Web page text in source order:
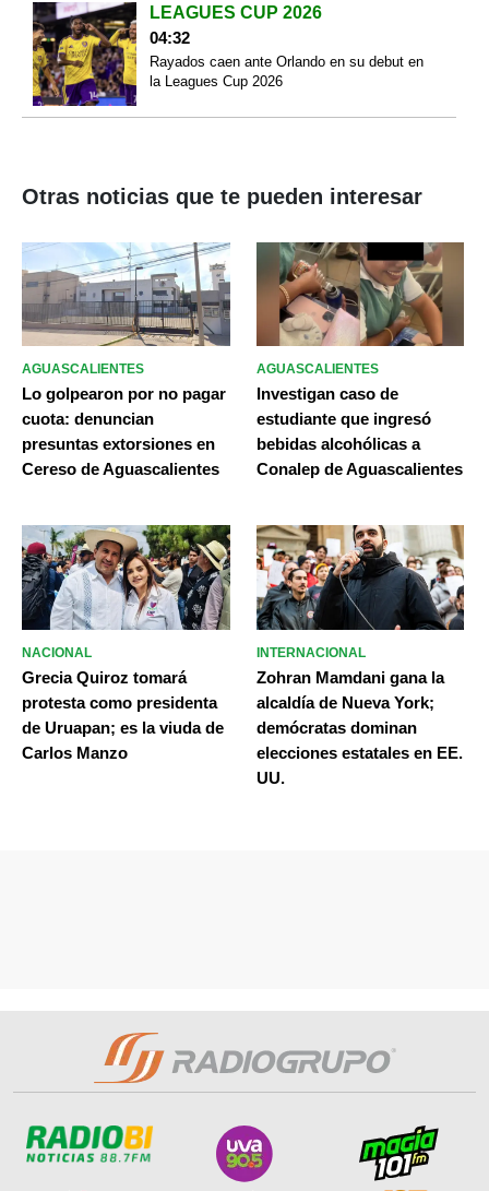
LEAGUES CUP 2026
04:32
Rayados caen ante Orlando en su debut en
la Leagues Cup 2026
Otras noticias que te pueden interesar
AGUASCALIENTES
Lo golpearon por no pagar
cuota: denuncian
presuntas extorsiones en
Cereso de Aguascalientes
AGUASCALIENTES
Investigan caso de
estudiante que ingresó
bebidas alcohólicas a
Conalep de Aguascalientes
NACIONAL
Grecia Quiroz tomará
protesta como presidenta
de Uruapan; es la viuda de
Carlos Manzo
INTERNACIONAL
Zohran Mamdani gana la
alcaldía de Nueva York;
demócratas dominan
elecciones estatales en EE.
UU.